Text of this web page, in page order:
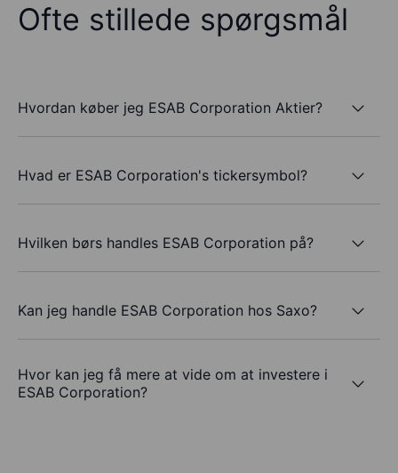
Ofte stillede spørgsmål
Hvordan køber jeg ESAB Corporation Aktier?
Hvad er ESAB Corporation's tickersymbol?
Hvilken børs handles ESAB Corporation på?
Kan jeg handle ESAB Corporation hos Saxo?
Hvor kan jeg få mere at vide om at investere i
ESAB Corporation?